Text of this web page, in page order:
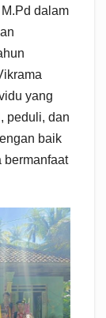
dalam
yang
peduli, dan
baik
bermanfaat